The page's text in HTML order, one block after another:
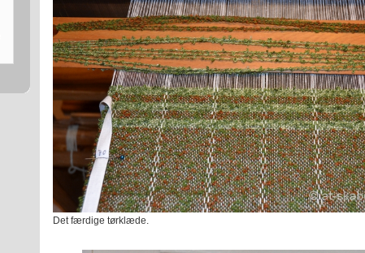
Det færdige tørklæde.